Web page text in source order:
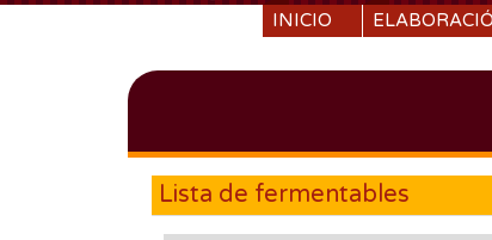
SKIP TO CONTENT
INICIO
Lista de fermentables